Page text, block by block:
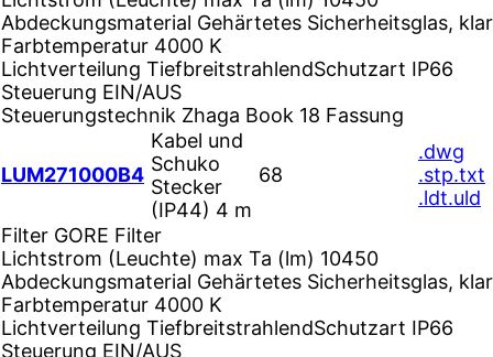
Abdeckungsmaterial Gehärtetes Sicherheitsglas, klar
Farbtemperatur 4000 K
Lichtverteilung TiefbreitstrahlendSchutzart IP66
Steuerung EIN/AUS
Steuerungstechnik Zhaga Book 18 Fassung
LUM271000B4
Kabel und
Schuko
Stecker
(IP44) 4 m
68
.dwg
.stp.txt
.ldt.uld
Filter GORE Filter
Lichtstrom (Leuchte) max Ta (lm) 10450
Abdeckungsmaterial Gehärtetes Sicherheitsglas, klar
Farbtemperatur 4000 K
Lichtverteilung TiefbreitstrahlendSchutzart IP66
Steuerung EIN/AUS